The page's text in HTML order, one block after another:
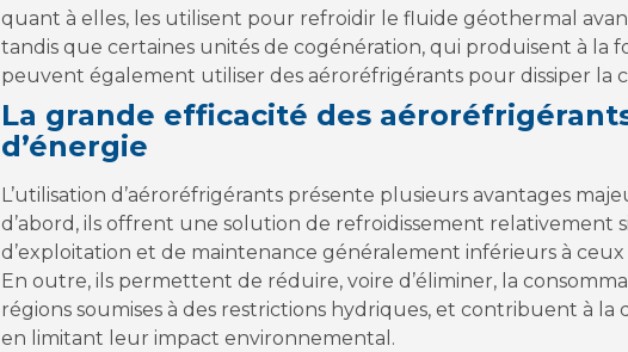
quant à elles, les utilisent pour refroidir le fluide géothermal
tandis que certaines unités de cogénération, qui produisent à la
peuvent également utiliser des aéroréfrigérants pour dissiper la
La grande efficacité des
d’énergie
L’utilisation d’aéroréfrigérants présente plusieurs avantages
d’abord, ils offrent une solution de refroidissement relativement
d’exploitation et de maintenance généralement inférieurs à ceux
En outre, ils permettent de réduire, voire d’éliminer, la
régions soumises à des restrictions hydriques, et contribuent à
en limitant leur impact environnemental.